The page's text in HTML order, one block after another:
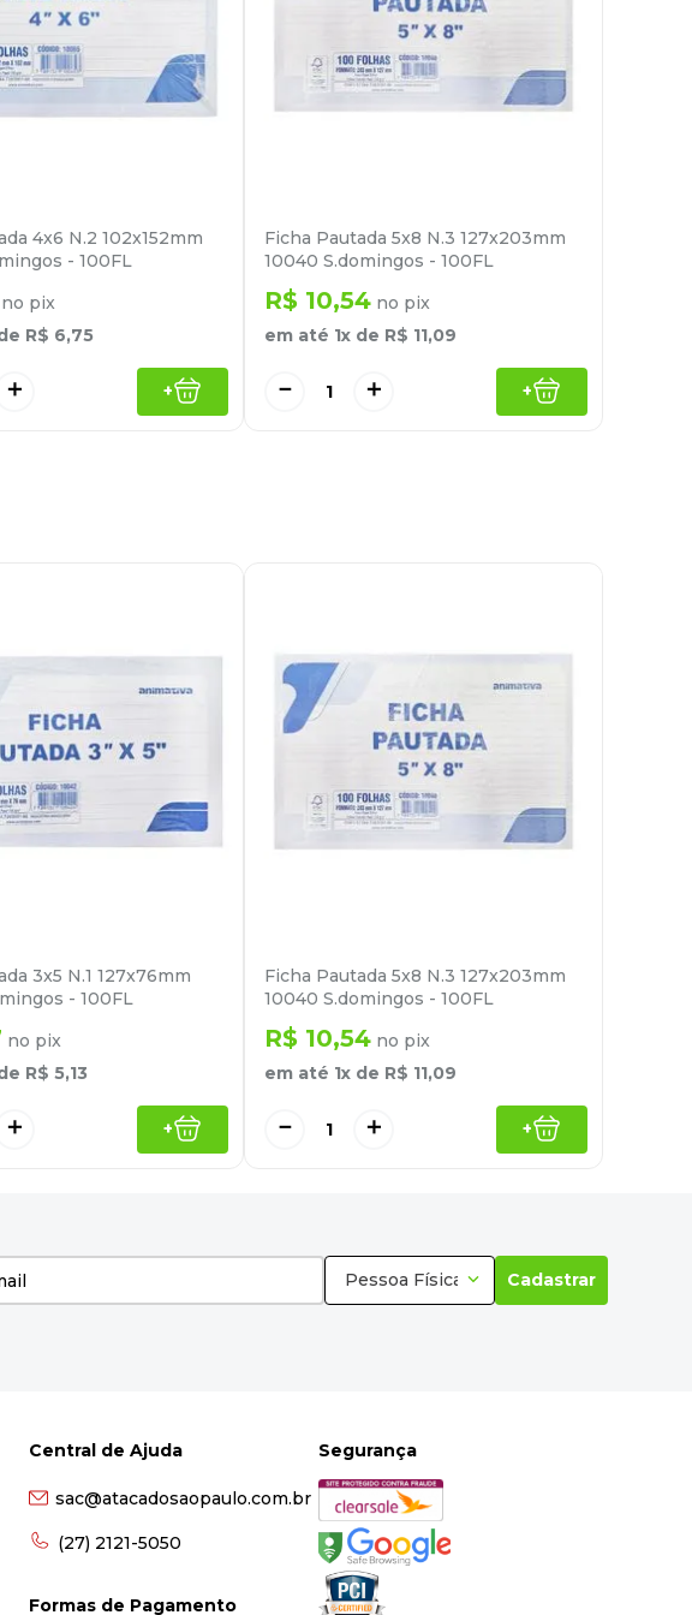
4x6 N.2 102x152mm
- 100FL
no pix
R$ 6,75
＋ +
Ficha Pautada 5x8 N.3 127x203mm
10040 S.domingos - 100FL
R$ 10,54 no pix
em até 1x de R$ 11,09
＋
－ +
3x5 N.1 127x76mm
- 100FL
no pix
R$ 5,13
＋ +
Ficha Pautada 5x8 N.3 127x203mm
10040 S.domingos - 100FL
R$ 10,54 no pix
em até 1x de R$ 11,09
＋
－ +
Pessoa Física Cadastrar
Central de Ajuda
sac@atacadosaopaulo.com.br
(27) 2121-5050
Formas de Pagamento
Segurança